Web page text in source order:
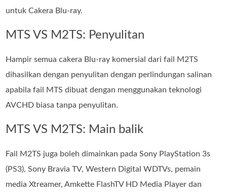
untuk Cakera Blu-ray.
MTS VS M2TS: Penyulitan
Hampir semua cakera Blu-ray komersial dari fail M2TS
dihasilkan dengan penyulitan dengan perlindungan salinan
apabila fail MTS dibuat dengan menggunakan teknologi
AVCHD biasa tanpa penyulitan.
MTS VS M2TS: Main balik
Fail M2TS juga boleh dimainkan pada Sony PlayStation 3s
(PS3), Sony Bravia TV, Western Digital WDTVs, pemain
media Xtreamer, Amkette FlashTV HD Media Player dan